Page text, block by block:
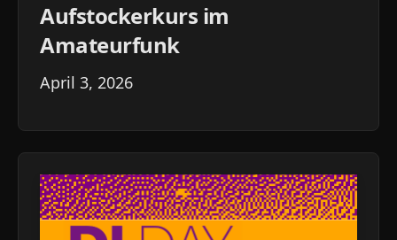
Aufstockerkurs im
Amateurfunk
April 3, 2026